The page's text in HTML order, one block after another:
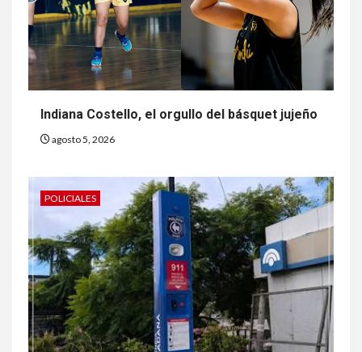
Indiana Costello, el orgullo del básquet jujeño
agosto 5, 2026
POLICIALES